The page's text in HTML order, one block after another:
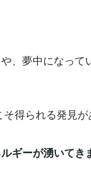
、夢中になっ
得られる発見が
ギーが湧いてき